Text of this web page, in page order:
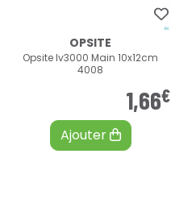
OPSITE
Opsite Iv3000 Main 10x12cm
4008
1,66€
Ajouter